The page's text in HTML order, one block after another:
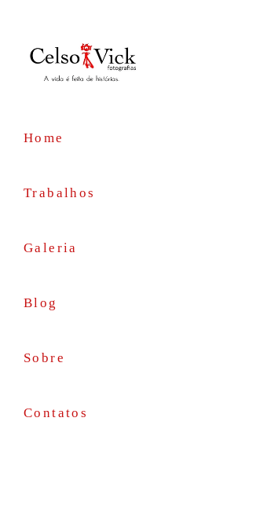
Home
Trabalhos
Galeria
Blog
Sobre
Contatos